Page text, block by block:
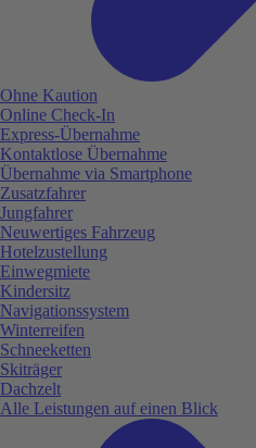
Ohne Kaution
Online Check-In
Express-Übernahme
Kontaktlose Übernahme
Übernahme via Smartphone
Zusatzfahrer
Jungfahrer
Neuwertiges Fahrzeug
Hotelzustellung
Einwegmiete
Kindersitz
Navigationssystem
Winterreifen
Schneeketten
Skiträger
Dachzelt
Alle Leistungen auf einen Blick